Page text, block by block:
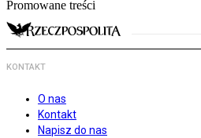
Promowane treści
KONTAKT
O nas
Kontakt
Napisz do nas